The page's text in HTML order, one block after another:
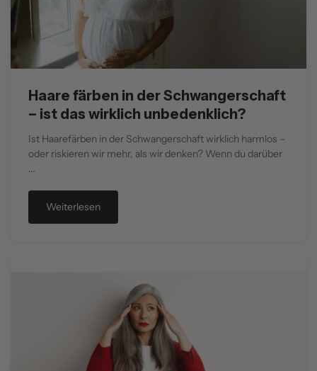
Haare färben in der Schwangerschaft
– ist das wirklich unbedenklich?
Ist Haarefärben in der Schwangerschaft wirklich harmlos –
oder riskieren wir mehr, als wir denken? Wenn du darüber
...
Weiterlesen